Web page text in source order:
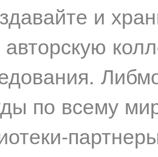
и
авторскую
по всему